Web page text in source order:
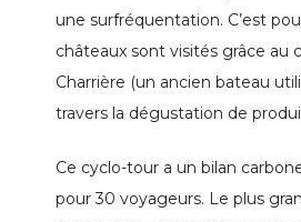
une surfréquentation. C’est
châteaux sont visités grâce au
Charrière (un ancien bateau
travers la dégustation de
Ce cyclo-tour a un bilan
pour 30 voyageurs. Le plus